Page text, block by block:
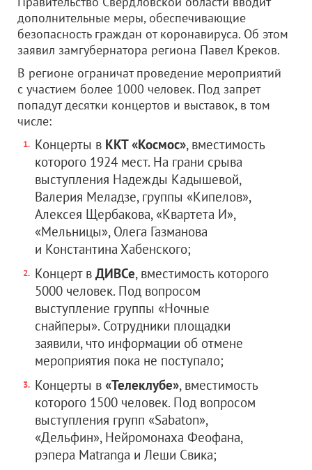
дополнительные меры, обеспечивающие
безопасность граждан от коронавируса. Об этом
заявил замгубернатора региона Павел Креков.
В регионе ограничат проведение мероприятий
с участием более 1000 человек. Под запрет
попадут десятки концертов и выставок, в том
числе:
Концерты в ККТ «Космос», вместимость
которого 1924 мест. На грани срыва
выступления Надежды Кадышевой,
Валерия Меладзе, группы «Кипелов»,
Алексея Щербакова, «Квартета И»,
«Мельницы», Олега Газманова
и Константина Хабенского;
Концерт в ДИВСе, вместимость которого
5000 человек. Под вопросом
выступление группы «Ночные
снайперы». Сотрудники площадки
заявили, что информации об отмене
мероприятия пока не поступало;
Концерты в «Телеклубе», вместимость
которого 1500 человек. Под вопросом
выступления групп «Sabaton»,
«Дельфин», Нейромонаха Феофана,
рэпера Matrangа и Леши Свика;